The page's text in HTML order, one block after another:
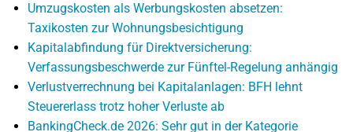
Umzugskosten als Werbungskosten absetzen:
Taxikosten zur Wohnungsbesichtigung
Kapitalabfindung für Direktversicherung:
Verfassungsbeschwerde zur Fünftel-Regelung anhängig
Verlustverrechnung bei Kapitalanlagen: BFH lehnt
Steuererlass trotz hoher Verluste ab
BankingCheck.de 2026: Sehr gut in der Kategorie